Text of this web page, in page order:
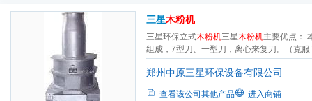
三星木粉机
三星环保立式木粉机三星木粉机主要优点：
组成，7型刀、一型刀，离心来复刀。（克
粉碎原理的许多缺点) 本机带有细度分析器
度。（克服了传统粉碎机通筛率不高的许多
用自吸式进料，可以防止机器使用过程中被
郑州中原三星环保设备有限公司
查看该公司其他产品 进入商铺